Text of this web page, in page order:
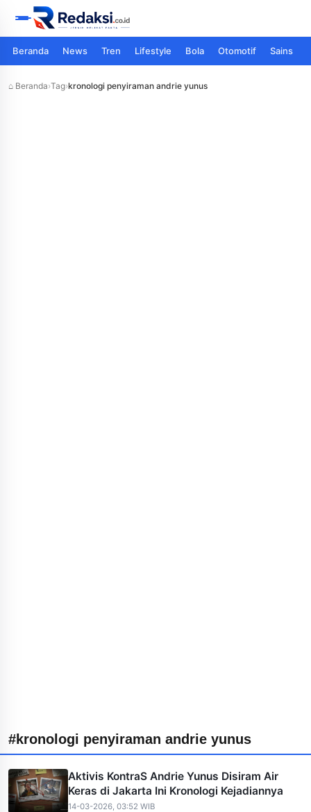
Beranda News Tren Lifestyle Bola Otomotif Sains
⌂ Beranda›Tag›kronologi penyiraman andrie yunus
#kronologi penyiraman andrie yunus
Aktivis KontraS Andrie Yunus Disiram Air
Keras di Jakarta Ini Kronologi Kejadiannya
14-03-2026, 03:52 WIB